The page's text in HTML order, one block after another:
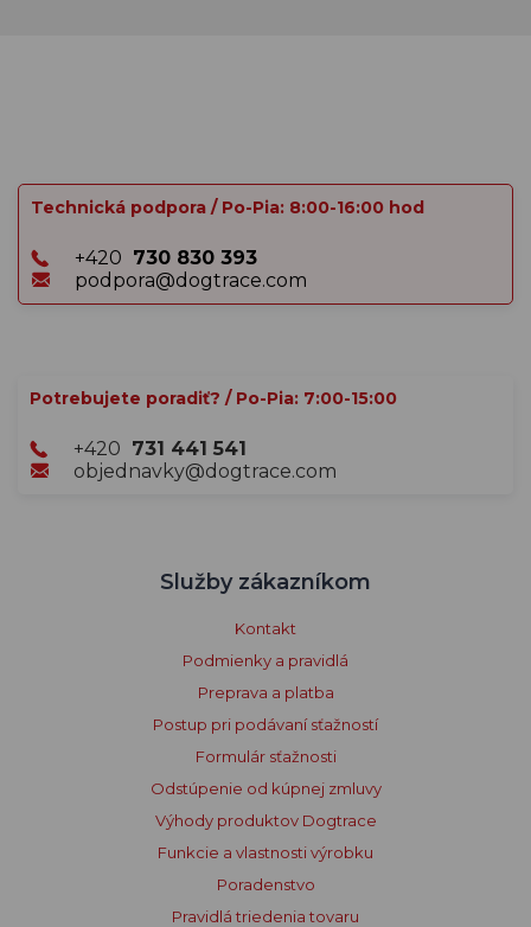
Technická podpora / Po-Pia: 8:00-16:00 hod
+420 730 830 393
podpora@dogtrace.com
Potrebujete poradiť? / Po-Pia: 7:00-15:00
+420 731 441 541
objednavky@dogtrace.com
Služby zákazníkom
Kontakt
Podmienky a pravidlá
Preprava a platba
Postup pri podávaní sťažností
Formulár sťažnosti
Odstúpenie od kúpnej zmluvy
Výhody produktov Dogtrace
Funkcie a vlastnosti výrobku
Poradenstvo
Pravidlá triedenia tovaru